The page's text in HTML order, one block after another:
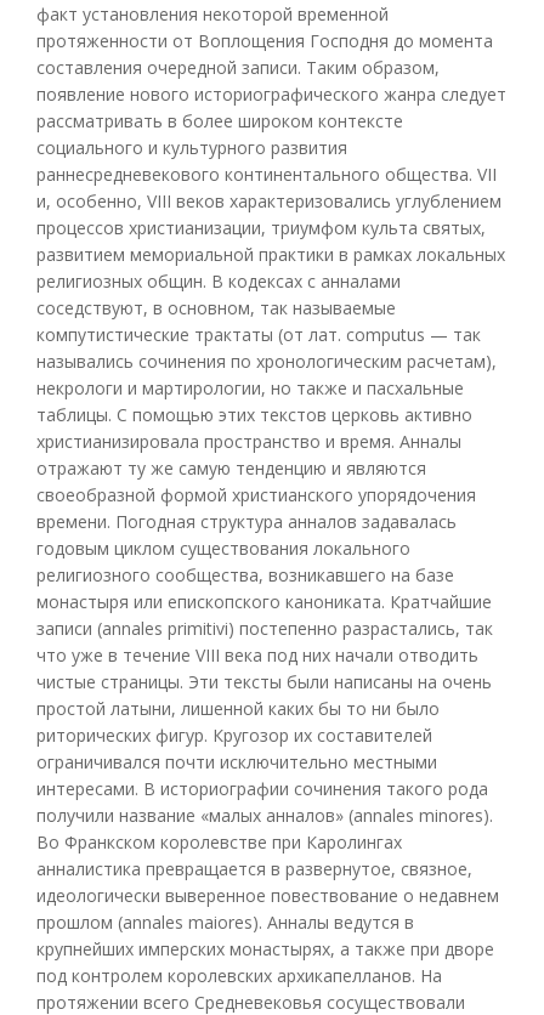
факт установления некоторой временной
протяженности от Воплощения Господня до момента
составления очередной записи. Таким образом,
появление нового историографического жанра следует
рассматривать в более широком контексте
социального и культурного развития
раннесредневекового континентального общества. VII
и, особенно, VIII веков характеризовались углублением
процессов христианизации, триумфом культа святых,
развитием мемориальной практики в рамках локальных
религиозных общин. В кодексах с анналами
соседствуют, в основном, так называемые
компутистические трактаты (от лат. computus — так
назывались сочинения по хронологическим расчетам),
некрологи и мартирологии, но также и пасхальные
таблицы. С помощью этих текстов церковь активно
христианизировала пространство и время. Анналы
отражают ту же самую тенденцию и являются
своеобразной формой христианского упорядочения
времени. Погодная структура анналов задавалась
годовым циклом существования локального
религиозного сообщества, возникавшего на базе
монастыря или епископского канониката. Кратчайшие
записи (annales primitivi) постепенно разрастались, так
что уже в течение VIII века под них начали отводить
чистые страницы. Эти тексты были написаны на очень
простой латыни, лишенной каких бы то ни было
риторических фигур. Кругозор их составителей
ограничивался почти исключительно местными
интересами. В историографии сочинения такого рода
получили название «малых анналов» (annales minores).
Во Франкском королевстве при Каролингах
анналистика превращается в развернутое, связное,
идеологически выверенное повествование о недавнем
прошлом (annales maiores). Анналы ведутся в
крупнейших имперских монастырях, а также при дворе
под контролем королевских архикапелланов. На
протяжении всего Средневековья сосуществовали